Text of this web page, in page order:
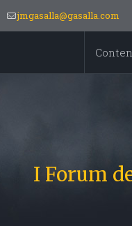
jmgasalla@gasalla.com
I Forum